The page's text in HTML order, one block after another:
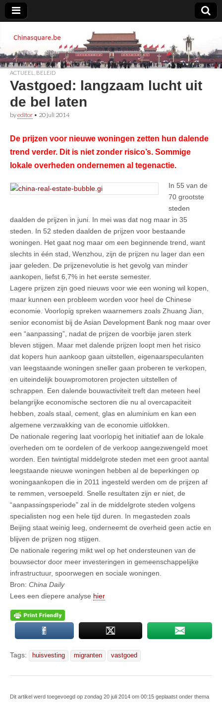
Chinasquare.be
ACTUEEL BELEID
Vastgoed: langzaam lucht uit
de bel laten
byeditor • 20 juli 2014
De prijzen voor nieuwe woningen zetten hun dalende
trend verder. Dit is niet zonder risico’s. Sommige
lokale overheden ondernemen al tegenactie.
In 55 van de
70 grootste
steden
daalden de prijzen in juni. In mei was dat nog maar in 35
steden. In 52 steden daalden de prijzen voor bestaande
woningen. Het gaat nog maar om een beginnende trend, want
slechts in één stad, Wenzhou, zijn de prijzen nu lager dan een
jaar geleden. De prijzenevolutie is het gevolg van minder
aankopen, liefst 6,7% in het eerste semester.
Lagere prijzen zijn goed nieuws voor wie een woning wil kopen,
maar kunnen een probleem worden voor heel de Chinese
economie. Voorlopig spreken waarnemers zoals Zhuang Jian,
senior economist bij de Asian Development Bank nog maar over
een “aanpassing”, nadat de prijzen de voorbije jaren sterk
bleven stijgen. Maar met dalende prijzen loopt men het risico
dat kopers hun aankoop gaan uitstellen, eigenaarspeculanten
van leegstaande woningen sneller gaan proberen te verkopen,
en uiteindelijk bouwpromotoren projecten uitstellen of
schrappen. Een dalende bouwactiviteit treft dan meteen heel
belangrijke economische sectoren die nu al overcapaciteit
hebben, zoals staal, cement, glas en aluminium en kan een
algemene verzwakking van de economie uitlokken.
De nationale regering laat voorlopig het initiatief aan de lokale
overheden om te oordelen of de verkoop aangezwengeld moet
worden. Een twintigtal middelgrote steden met een groot aantal
leegstaande nieuwe woningen hebben al de beperkingen op
woningaankopen die in 2011 ingesteld werden om de prijzen af
te remmen, versoepeld. Snelle resultaten zijn er niet, de
“aanpassingsperiode” zal in de middelgrote steden volgens
specialisten nog een hele tijd duren. In megasteden zoals
Beijing staat weinig leeg, onderneemt de overheid geen actie en
blijven de prijzen nog stijgen.
De nationale regering mikt wel op het ondersteunen van de
bouwsector door meer investeringen in gemeenschappelijke
infrastructuur, spoorwegen en sociale woningen.
Bron: China Daily
Lees een diepere analyse hier
Tags: huisvesting migranten vastgoed
Dit artikel werd toegevoegd op zondag 20 juli 2014 om 00:15 geplaatst onder thema